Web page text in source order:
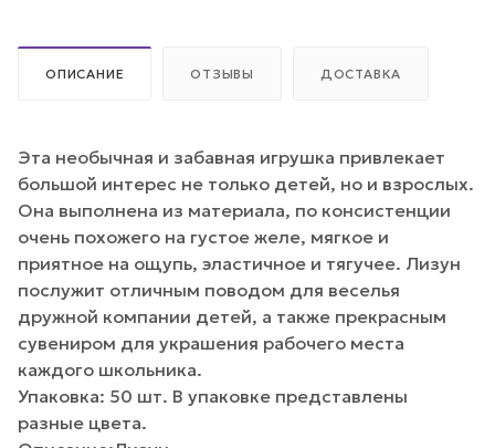
ОПИСАНИЕ ОТЗЫВЫ ДОСТАВКА
Эта необычная и забавная игрушка привлекает
большой интерес не только детей, но и взрослых.
Она выполнена из материала, по консистенции
очень похожего на густое желе, мягкое и
приятное на ощупь, эластичное и тягучее. Лизун
послужит отличным поводом для веселья
дружной компании детей, а также прекрасным
сувениром для украшения рабочего места
каждого школьника.
Упаковка: 50 шт. В упаковке представлены
разные цвета.